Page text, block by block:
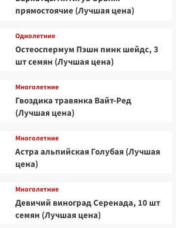
прямостоячие (Лучшая цена)
Однолетние
Остеоспермум Пэшн пинк шейдс, 3
шт семян (Лучшая цена)
Многолетние
Гвоздика травянка Вайт-Ред
(Лучшая цена)
Многолетние
Астра альпийская Голубая (Лучшая
цена)
Многолетние
Девичий виноград Серенада, 10 шт
семян (Лучшая цена)